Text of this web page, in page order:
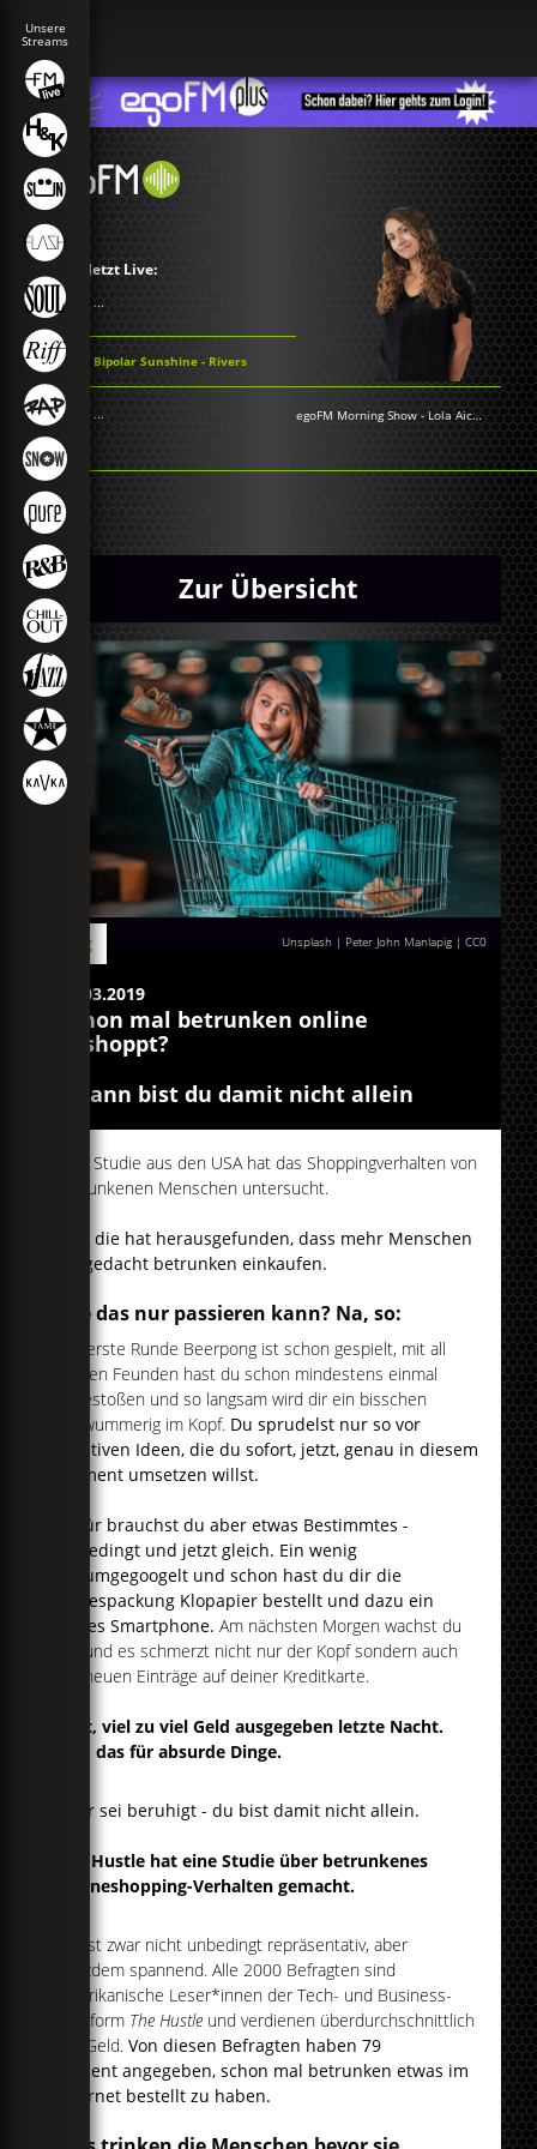
Jetzt Live:
...
Bipolar Sunshine - Rivers
... egoFM Morning Show - Lola Aichner
Zur Übersicht
Unsplash | Peter John Manlapig |CC0
Blog
29.03.2019
Schon mal betrunken online
geshoppt?
...dann bist du damit nicht allein
Eine Studie aus den USA hat das Shoppingverhalten von
betrunkenen Menschen untersucht.
Und die hat herausgefunden, dass mehr Menschen
als gedacht betrunken einkaufen.
Wie das nur passieren kann? Na, so:
Die erste Runde Beerpong ist schon gespielt, mit all
deinen Feunden hast du schon mindestens einmal
angestoßen und so langsam wird dir ein bisschen
schwummerig im Kopf. Du sprudelst nur so vor
kreativen Ideen, die du sofort, jetzt, genau in diesem
Moment umsetzen willst.
Dafür brauchst du aber etwas Bestimmtes -
unbedingt und jetzt gleich. Ein wenig
herumgegoogelt und schon hast du dir die
Jahrespackung Klopapier bestellt und dazu ein
neues Smartphone.Am nächsten Morgen wachst du
auf und es schmerzt nicht nur der Kopf sondern auch
die neuen Einträge auf deiner Kreditkarte.
Mist, viel zu viel Geld ausgegeben letzte Nacht.
Und das für absurde Dinge.
Aber sei beruhigt - du bist damit nicht allein.
The Hustle hat eine Studie über betrunkenes
Onlineshopping-Verhalten gemacht.
Sie ist zwar nicht unbedingt repräsentativ, aber
trotzdem spannend. Alle 2000 Befragten sind
amerikanische Leser*innen der Tech- und Business-
Plattform The Hustle und verdienen überdurchschnittlich
viel Geld.Von diesen Befragten haben 79
Prozent angegeben, schon mal betrunken etwas im
Internet bestellt zu haben.